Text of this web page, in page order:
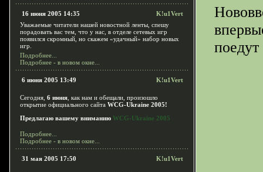
16 июня 2005 14:35
K!u1Vert
Уважаемые читатели нашей новостной ленты, спешу
порадовать вас тем, что у нас, в отделе сетевых игр
появился скромный, но скажем «удачный» набор новых
игр.
Подробнее...
Подробнее - в новом окне...
6 июня 2005 13:49 K!u1Vert
Сегодня, 6 июня , как нам и обещали, произошло
открытие официального сайта WCG-Ukraine 2005!
Предлагаю вашему вниманию WCG-Ukraine 2005
Подробнее...
Подробнее - в новом окне...
31 мая 2005 17:50 K!u1Vert